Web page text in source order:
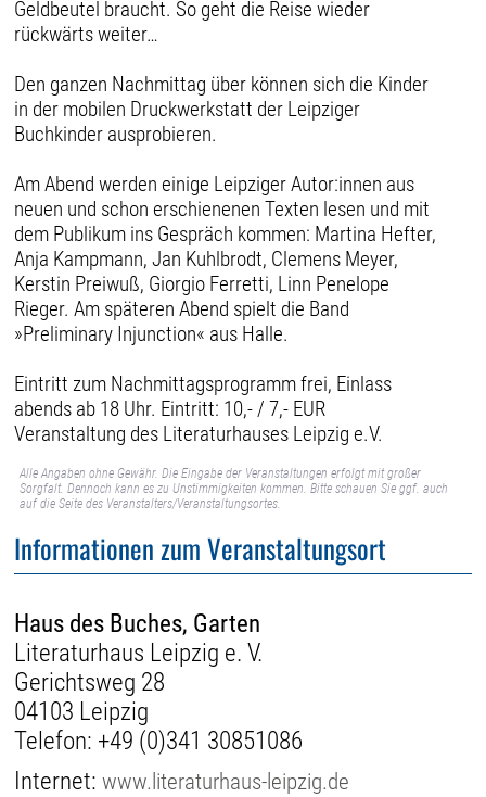
Geldbeutel braucht. So geht die Reise wieder
rückwärts weiter…
Den ganzen Nachmittag über können sich die Kinder
in der mobilen Druckwerkstatt der Leipziger
Buchkinder ausprobieren.
Am Abend werden einige Leipziger Autor:innen aus
neuen und schon erschienenen Texten lesen und mit
dem Publikum ins Gespräch kommen: Martina Hefter,
Anja Kampmann, Jan Kuhlbrodt, Clemens Meyer,
Kerstin Preiwuß, Giorgio Ferretti, Linn Penelope
Rieger. Am späteren Abend spielt die Band
»Preliminary Injunction« aus Halle.
Eintritt zum Nachmittagsprogramm frei, Einlass
abends ab 18 Uhr. Eintritt: 10,- / 7,- EUR
Veranstaltung des Literaturhauses Leipzig e.V.
Alle Angaben ohne Gewähr. Die Eingabe der Veranstaltungen erfolgt mit großer
Sorgfalt. Dennoch kann es zu Unstimmigkeiten kommen. Bitte schauen Sie ggf. auch
auf die Seite des Veranstalters/Veranstaltungsortes.
Informationen zum Veranstaltungsort
Haus des Buches, Garten
Literaturhaus Leipzig e. V.
Gerichtsweg 28
04103 Leipzig
Telefon: +49 (0)341 30851086
Internet:www.literaturhaus-leipzig.de